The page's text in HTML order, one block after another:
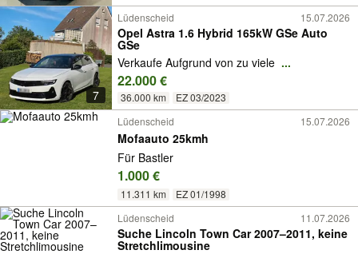
7
Lüdenscheid 15.07.2026
Opel Astra 1.6 Hybrid 165kW GSe Auto
GSe
Verkaufe Aufgrund von zu viele ...
22.000 €
36.000 km
EZ 03/2023
Lüdenscheid
15.07.2026
Mofaauto 25kmh
Für Bastler
1.000 €
11.311 km
EZ 01/1998
Lüdenscheid
11.07.2026
Suche Lincoln Town Car 2007–2011, keine
Stretchlimousine